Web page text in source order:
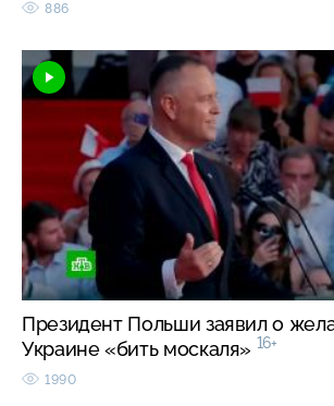
886
Президент Польши заявил о
Украине «бить москаля» 16+
1990